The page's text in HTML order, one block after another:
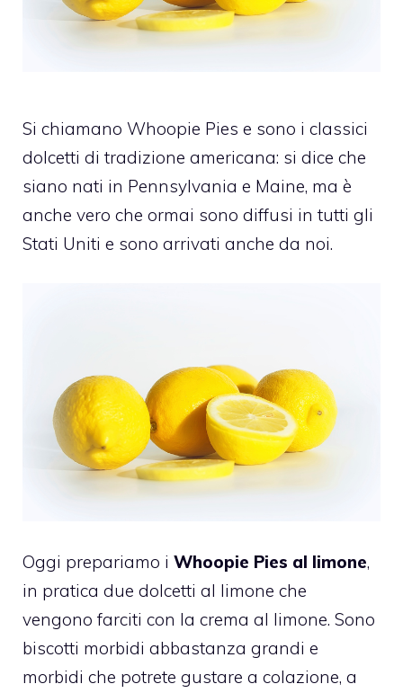
Si chiamano Whoopie Pies e sono i classici
dolcetti di tradizione americana: si dice che
siano nati in Pennsylvania e Maine, ma è
anche vero che ormai sono diffusi in tutti gli
Stati Uniti e sono arrivati anche da noi.
Oggi prepariamo i Whoopie Pies al limone,
in pratica due dolcetti al limone che
vengono farciti con la crema al limone. Sono
biscotti morbidi abbastanza grandi e
morbidi che potrete gustare a colazione, a